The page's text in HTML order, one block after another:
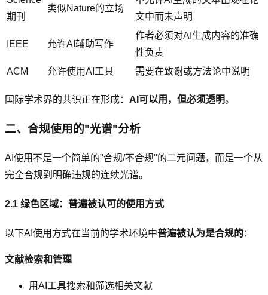
期刊
类似Nature的立场
文中而未声明
IEEE 允许AI辅助写作
作者必须对AI生成内容的准确
性负责
ACM
允许使用AI工具 需要在致谢或方法论中说明
国际学术界的共识正在形成： AI可以用，但必须透明。
二、合规使用的"光谱"分析
AI使用不是一个简单的"合规/不合规"的二元问题，而是一个从
完全合规到明确违规的连续光谱。
2.1 绿色区域：普遍被认可的使用方式
以下AI使用方式在当前的学术环境中普遍被认为是合规的：
文献检索和管理
用AI工具搜索和筛选相关文献